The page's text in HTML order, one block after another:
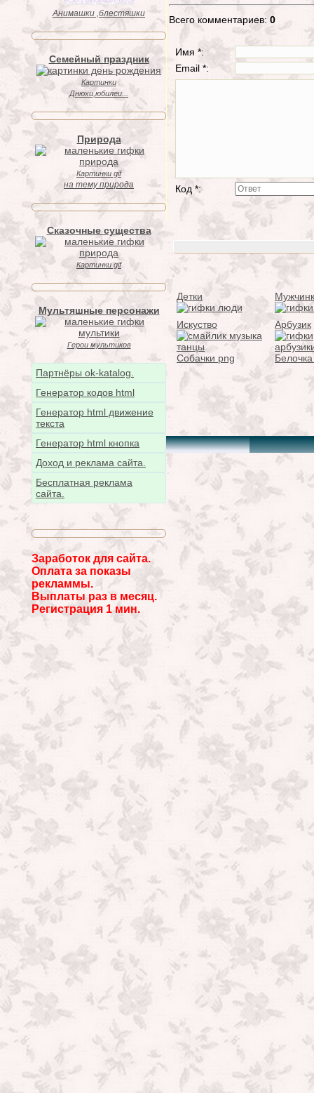
Анимашки ,блестяшки
Семейный праздник
Картинки
Днюхи,юбилеи...
Природа
Картинки gif
на тему природа
Сказочные существа
Картинки gif
Мультяшные персонажи
Герои мультиков
Партнёры ok-katalog.
Генератор кодов html
Генератор html движение
текста
Генератор html кнопка
Доход и реклама сайта.
Бесплатная реклама
сайта.
Заработок для сайта.
Оплата за показы
рекламмы.
Выплаты раз в месяц.
Регистрация 1 мин.
Всего комментариев: 0
Имя *:
Email *:
Код *:
Детки
Искуство Арбузик
Собачки png